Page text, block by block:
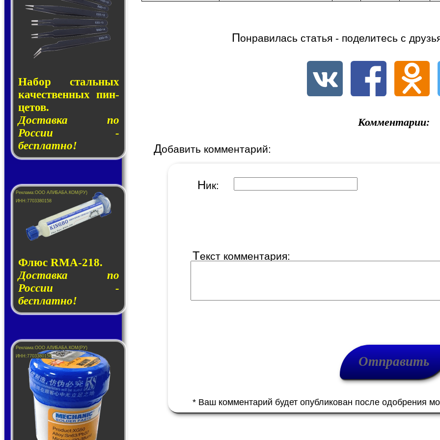
Набор сталь­ных
ка­чест­вен­ных пин­
це­тов.
Доставка по
России -
бесплатно!
Флюс RMA-218.
Доставка по
России -
бесплатно!
Понравилась статья - поделитесь с
Комментарии:
Добавить комментарий:
Ник:
Текст комментария:
* Ваш комментарий будет опубликован после одобрения